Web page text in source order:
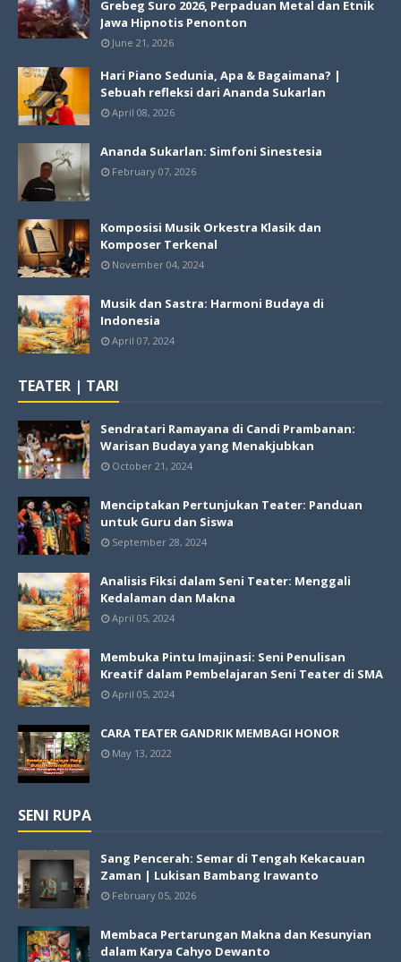
Grebeg Suro 2026, Perpaduan Metal dan Etnik
Jawa Hipnotis Penonton
June 21, 2026
Hari Piano Sedunia, Apa & Bagaimana? |
Sebuah refleksi dari Ananda Sukarlan
April 08, 2026
Ananda Sukarlan: Simfoni Sinestesia
February 07, 2026
Komposisi Musik Orkestra Klasik dan
Komposer Terkenal
November 04, 2024
Musik dan Sastra: Harmoni Budaya di
Indonesia
April 07, 2024
TEATER | TARI
Sendratari Ramayana di Candi Prambanan:
Warisan Budaya yang Menakjubkan
October 21, 2024
Menciptakan Pertunjukan Teater: Panduan
untuk Guru dan Siswa
September 28, 2024
Analisis Fiksi dalam Seni Teater: Menggali
Kedalaman dan Makna
April 05, 2024
Membuka Pintu Imajinasi: Seni Penulisan
Kreatif dalam Pembelajaran Seni Teater di SMA
April 05, 2024
CARA TEATER GANDRIK MEMBAGI HONOR
May 13, 2022
SENI RUPA
Sang Pencerah: Semar di Tengah Kekacauan
Zaman | Lukisan Bambang Irawanto
February 05, 2026
Membaca Pertarungan Makna dan Kesunyian
dalam Karya Cahyo Dewanto